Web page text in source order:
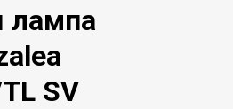
лампа
SV